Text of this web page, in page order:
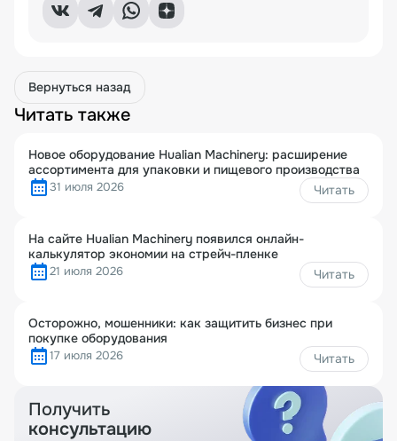
Вернуться назад
Читать также
Новое оборудование Hualian Machinery: расширение
ассортимента для упаковки и пищевого производства
31 июля 2026 Читать
На сайте Hualian Machinery появился онлайн-
калькулятор экономии на стрейч-пленке
21 июля 2026 Читать
Осторожно, мошенники: как защитить бизнес при
покупке оборудования
17 июля 2026 Читать
Получить
консультацию